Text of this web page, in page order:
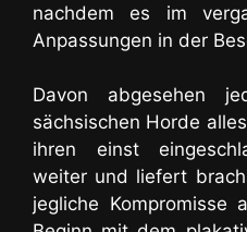
nachdem es im
Anpassungen in der
Davon abgesehen
sächsischen Horde
ihren einst
weiter und liefert
jegliche Kompromisse